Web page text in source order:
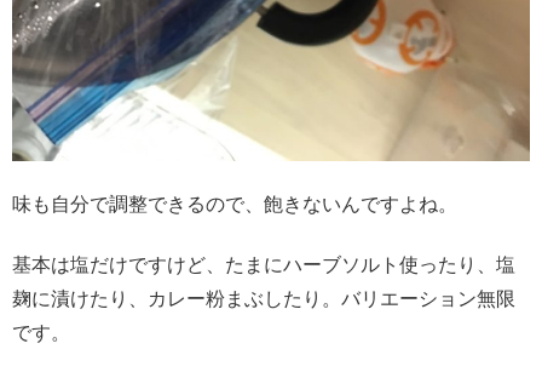
味も自分で調整できるので、飽きないんですよね。
基本は塩だけですけど、たまにハーブソルト使ったり、塩
麹に漬けたり、カレー粉まぶしたり。バリエーション無限
です。